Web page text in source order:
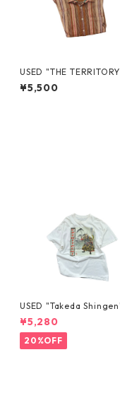
USED "THE
AD" COTTON NEL S/S
¥5,500
USED "Takeda
¥5,280
20%OFF